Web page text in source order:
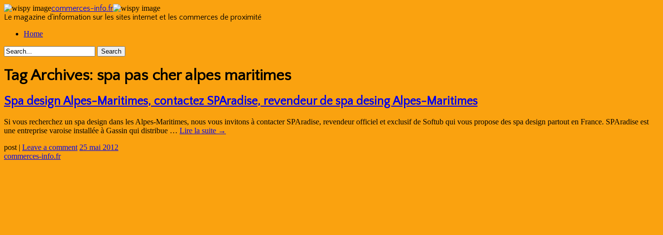
commerces-info.fr
Le magazine d'information sur les sites internet et les commerces de proximité
Skip
content
Home
Tag Archives: spa pas cher alpes maritimes
Spa design Alpes-Maritimes, contactez SPAradise, revendeur de spa desing Alpes-Maritimes
Si vous recherchez un spa design dans les Alpes-Maritimes, nous vous invitons à contacter SPAradise, revendeur officiel et exclusif de Softub qui vous propose des spa design partout en France. SPAradise est
une entreprise varoise installée à Gassin qui distribue … Lire la suite →
post | Leave a comment 25 mai 2012
commerces-info.fr